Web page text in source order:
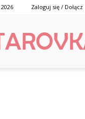
Zaloguj się / Dołącz